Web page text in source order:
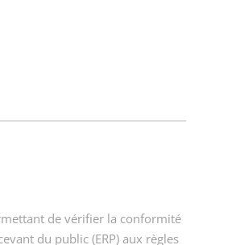
de vérifier la conformité
du public (ERP) aux règles